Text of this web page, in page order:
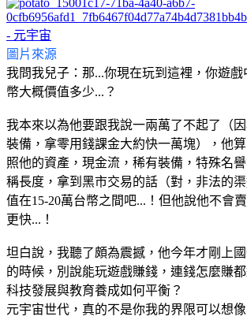
圖片來源
我問我兒子：那...你現在玩到這裡，你遊
幣大概價值多少...？
我本來以為他要跟我說一兩萬了不起了（
裝備，拿零用錢課金大約快一萬塊），他
照他的資產，現金流，稀有裝備，特殊名
稱長度，拿到黑市交易的話（對，非法的
值在15-20萬台幣之間吧...！但他說他不會
更快...！
坦白說，我聽了頗為震撼，他今年才剛上
的時候，別說能玩遊戲賺錢，連錢怎麼賺
科技發展與教育養成如何平衡？
元宇宙世代，真的不是你我的界限可以想